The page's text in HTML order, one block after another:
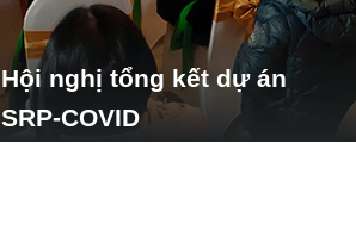
Hội nghị tổng kết dự án
SRP-COVID